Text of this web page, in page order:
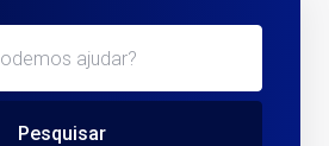
Pesquisar